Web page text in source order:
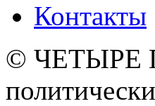
Контакты
© ЧЕТЫРЕ